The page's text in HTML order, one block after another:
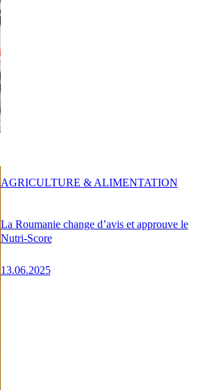
La Roumanie change d’avis et approuve le
Nutri-Score
13.06.2025
AGRICULTURE & ALIMENTATION